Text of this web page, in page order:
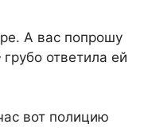
А вас попрошу
ответила ей
вот полицию